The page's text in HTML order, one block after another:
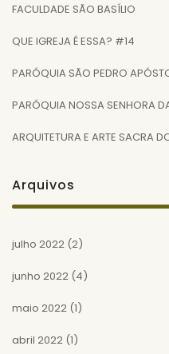
FACULDADE SÃO BASÍLIO
QUE IGREJA É ESSA? #14
PARÓQUIA SÃO PEDRO
PARÓQUIA NOSSA SENHORA
ARQUITETURA E ARTE SACRA
Arquivos
julho 2022 (2)
junho 2022 (4)
maio 2022 (1)
abril 2022 (1)